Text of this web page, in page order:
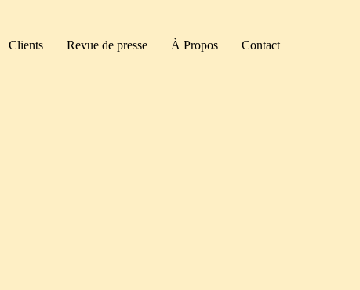
Clients Revue de presse À Propos Contact